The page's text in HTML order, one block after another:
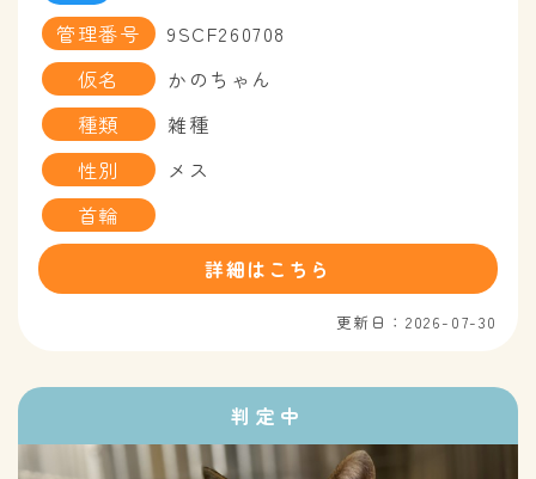
管理番号
9SCF260708
仮名
かのちゃん
種類
雑種
性別
メス
首輪
詳細はこちら
更新日：2026-07-30
判定中